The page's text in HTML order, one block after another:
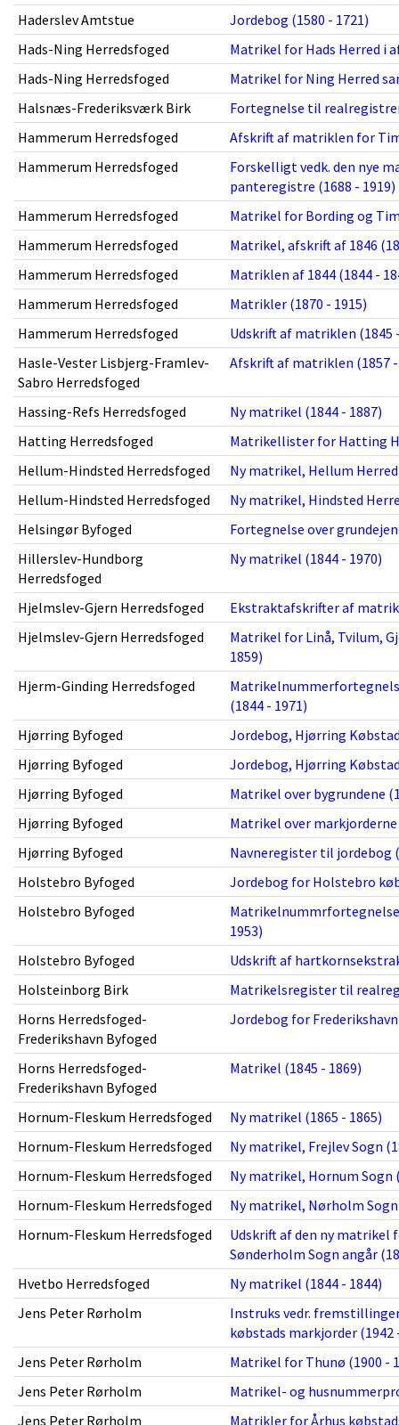
Haderslev Amtstue
Jordebog (1580 - 1721)
Hads-Ning Herredsfoged
Matrikel for Hads Herred i
Hads-Ning Herredsfoged
Matrikel for Ning Herred
Halsnæs-Frederiksværk Birk
Fortegnelse til
Hammerum Herredsfoged
Afskrift af matriklen for
Hammerum Herredsfoged
Forskelligt vedk. den nye
panteregistre (1688 - 1919)
Hammerum Herredsfoged
Matrikel for Bording og
Hammerum Herredsfoged
Matrikel, afskrift af 1846
Hammerum Herredsfoged
Matriklen af 1844 (1844 -
Hammerum Herredsfoged
Matrikler (1870 - 1915)
Hammerum Herredsfoged
Udskrift af matriklen (1845
Hasle-Vester Lisbjerg-Framlev-
Sabro Herredsfoged
Afskrift af matriklen (1857 -
Hassing-Refs Herredsfoged
Ny matrikel (1844 - 1887)
Hatting Herredsfoged
Matrikellister for Hatting
Hellum-Hindsted Herredsfoged
Ny matrikel, Hellum Herred
Hellum-Hindsted Herredsfoged
Ny matrikel, Hindsted
Helsingør Byfoged
Fortegnelse over
Hillerslev-Hundborg
Herredsfoged
Ny matrikel (1844 - 1970)
Hjelmslev-Gjern Herredsfoged
Ekstraktafskrifter af
Hjelmslev-Gjern Herredsfoged
Matrikel for Linå, Tvilum,
1859)
Hjerm-Ginding Herredsfoged
(1844 - 1971)
Hjørring Byfoged
Jordebog, Hjørring
Hjørring Byfoged
Jordebog, Hjørring
Hjørring Byfoged
Matrikel over bygrundene
Hjørring Byfoged
Matrikel over markjorderne
Hjørring Byfoged
Navneregister til jordebog
Holstebro Byfoged
Jordebog for Holstebro
Holstebro Byfoged
1953)
Holstebro Byfoged
Udskrift af
Holsteinborg Birk
Matrikelsregister til
Horns Herredsfoged-
Frederikshavn Byfoged
Jordebog for
Horns Herredsfoged-
Frederikshavn Byfoged
Matrikel (1845 - 1869)
Hornum-Fleskum Herredsfoged
Ny matrikel (1865 - 1865)
Hornum-Fleskum Herredsfoged
Ny matrikel, Frejlev Sogn
Hornum-Fleskum Herredsfoged
Ny matrikel, Hornum Sogn
Hornum-Fleskum Herredsfoged
Ny matrikel, Nørholm Sogn
Hornum-Fleskum Herredsfoged
Udskrift af den ny matrikel
Sønderholm Sogn angår
Hvetbo Herredsfoged
Ny matrikel (1844 - 1844)
Jens Peter Rørholm
Instruks vedr.
købstads markjorder (1942
Jens Peter Rørholm
Matrikel for Thunø (1900 -
Jens Peter Rørholm
Matrikel- og
Jens Peter Rørholm
Matrikler for Århus